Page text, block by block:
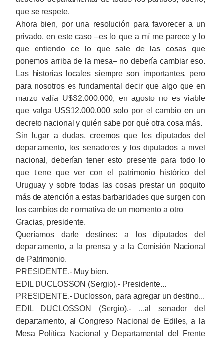
que se respete.
Ahora bien, por una resolución para favorecer a un
privado, en este caso‒es lo que a mí me parece y lo
que entiendo de lo que sale de las cosas que
ponemos arriba de la mesa‒no debería cambiar eso.
Las historias locales siempre son importantes, pero
para nosotros es fundamental decir que algo que en
marzo val ía U$S2.000.000, en agosto no es viable
que valga U$S12.000.000 solo por el cambio en un
decreto nacional y quién sabe por qué otra cosa más.
Sin lugar a dudas, creemos que los diputados del
departamento, los senadores y los diputados a nivel
nacional, deberían tener esto presente para todo lo
que tiene que ver con el patrimonio histórico del
Uruguay y sobre todas las cosas prestar un poquito
más de atención a estas barbaridades que surgen con
los cambios de normativa de un momento a otro.
Gracias, presidente.
Queríamos darle destinos: a los diputados del
departamento, a la prensa y a la Comisión Nacional
de Patrimonio.
PRESIDENTE.- Muy bien.
EDIL DUCLOSSON (Sergio).- Presidente...
PRESIDENTE.- Duclosson, para agregar un destino...
EDIL DUCLOSSON (Sergio).- ...a l senador del
departamento, al Congreso Nacional de Ediles, a la
Mesa Política Nacional y Departamental del Frente